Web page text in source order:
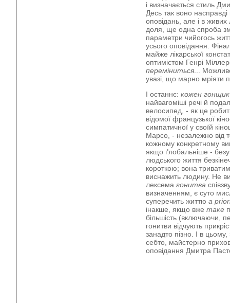
і визначається стиль
Десь так воно
оповідань, але і в
доля, ще одна спроба
параметри чийогось
усього оповідання.
майже лікарської
оптимістом Генрі
переміниться ...
увазі, що марно мріяти
І останнє: кожен гонщик
найвагоміші речі й
велосипед, - як це
відомої французької
симпатичної у своїй
Марсо, - незалежно від
кожному конкретному
якщо ґлобальніше -
людського життя
короткою; вона
виснажить людину. Не
лексема гонитва
визначенням, є суто
суперечить життю a
інакше, якщо вже таке
більшість (включаючи,
гонитви відчують
занадто пізно. І в
себто, майстерно
оповідання Дмитра